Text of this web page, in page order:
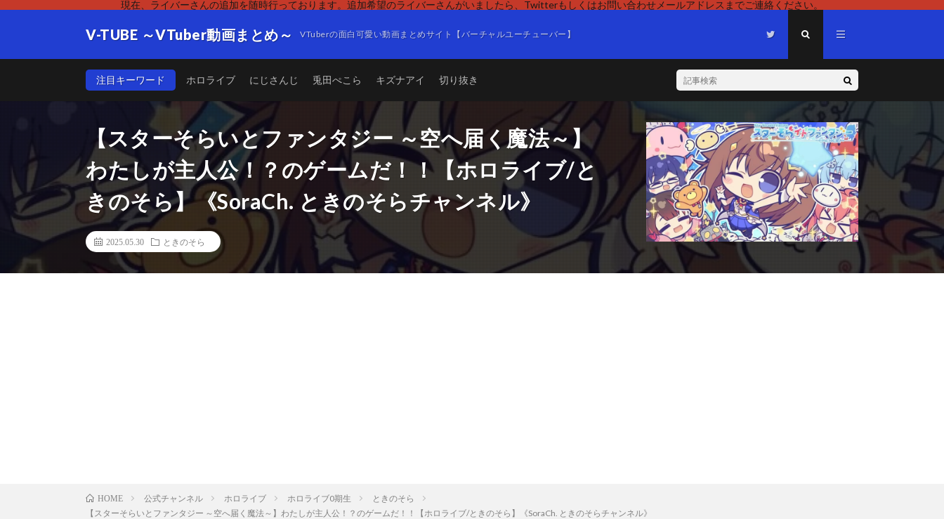
現在、ライバーさんの追加を随時行っております。追加希望のライバーさんがいましたら、Twitterもしくはお問い合わせメールアドレスまでご連絡ください。
V-TUBE ～VTuber動画まとめ～ VTuberの面白可愛い動画まとめサイト【バーチャルユーチューバー】
注目キーワード ホロライブ にじさんじ 兎田ぺこら キズナアイ 切り抜き
【スターそらいとファンタジー ～空へ届く魔法～】
わたしが主人公！？のゲームだ！！【ホロライブ/と
きのそら】《SoraCh. ときのそらチャンネル》
2025.05.30 ときのそら
HOME 公式チャンネル ホロライブ ホロライブ0期生
ときのそら
【スターそらいとファンタジー ～空へ届く魔法～】わたしが主人公！？のゲームだ！！【ホロライブ/ときのそら】《SoraCh. ときのそらチャンネル》